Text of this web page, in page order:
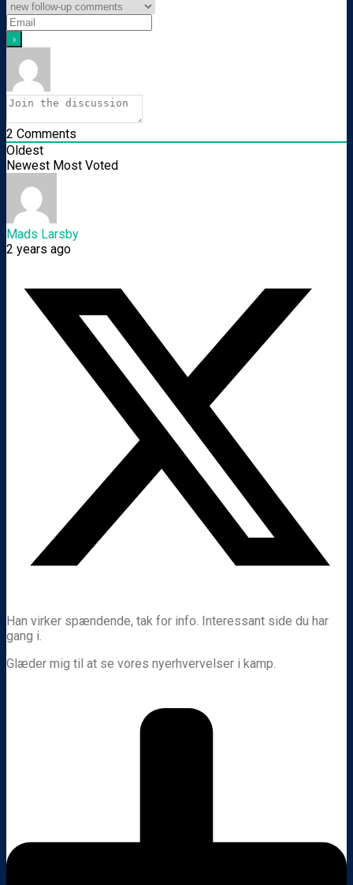
2 Comments
Oldest
Newest Most Voted
Mads Larsby
2 years ago
Han virker spændende, tak for info. Interessant side du har
gang i.
Glæder mig til at se vores nyerhvervelser i kamp.